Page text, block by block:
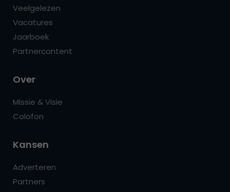
Veelgelezen
Vacatures
Jaarboek
Partnercontent
Over
Missie & Visie
Colofon
Kansen
Adverteren
Partners